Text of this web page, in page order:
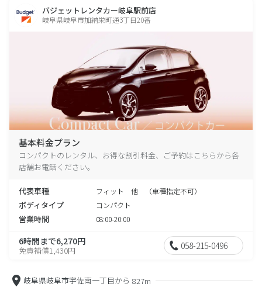
バジェットレンタカー岐阜駅前店
岐阜県岐阜市加納栄町通3丁目20番
基本料金プラン
コンパクトのレンタル、お得な割引料金、ご予約はこちらから各
店舗お電話ください。
代表車種 フィット 他 （車種指定不可）
ボディタイプ コンパクト
営業時間 08:00-20:00
6時間まで6,270円
免責補償1,430円 058-215-0496
岐阜県岐阜市宇佐南一丁目から 827m